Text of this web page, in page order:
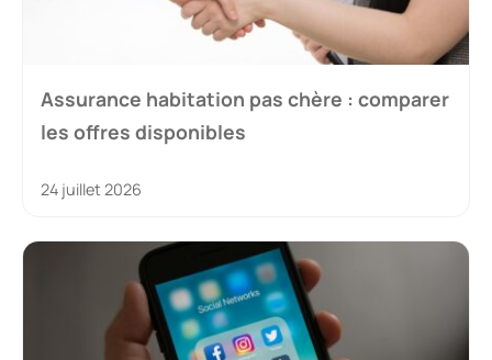
Assurance habitation pas chère : comparer
les offres disponibles
24 juillet 2026